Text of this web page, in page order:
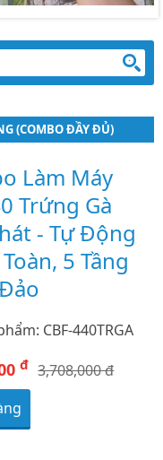
(COMBO ĐẦY ĐỦ)
Làm Máy
Trứng Gà
- Tự Động
5 Tầng
CBF-440TRGA
đ 3,708,000 đ